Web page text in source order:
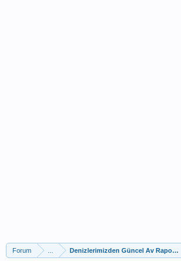
Forum Denizlerimizden Güncel Av Raporları